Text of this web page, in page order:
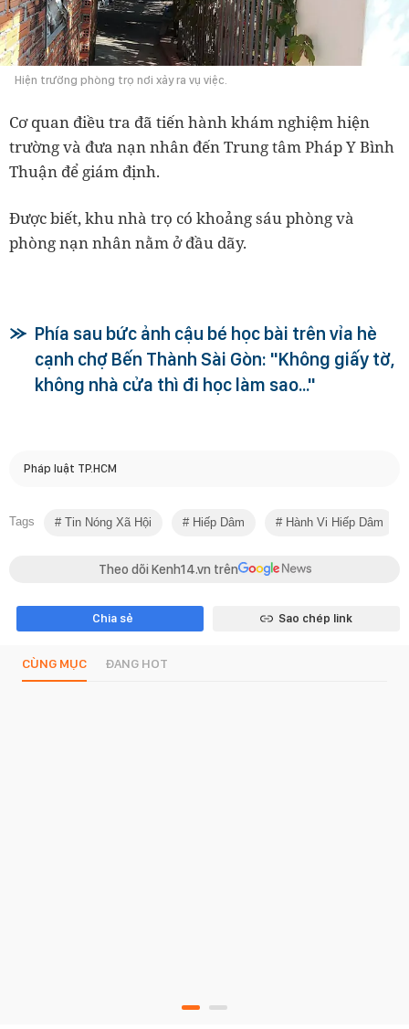
Hiện trường phòng trọ nơi xảy ra vụ việc.
Cơ quan điều tra đã tiến hành khám nghiệm hiện
trường và đưa nạn nhân đến Trung tâm Pháp Y Bình
Thuận để giám định.
Được biết, khu nhà trọ có khoảng sáu phòng và
phòng nạn nhân nằm ở đầu dãy.
Phía sau bức ảnh cậu bé học bài trên vỉa hè
cạnh chợ Bến Thành Sài Gòn: "Không giấy tờ,
không nhà cửa thì đi học làm sao..."
Pháp luật TP.HCM
Tags Tin Nóng Xã Hội Hiếp Dâm Hành Vi Hiếp Dâm
Theo dõi Kenh14.vn trên
Chia sẻ Sao chép link
CÙNG MỤC ĐANG HOT